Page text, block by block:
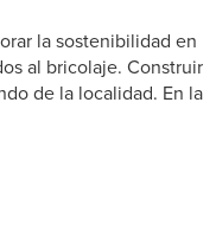
la sostenibilidad en
al bricolaje. Construir
de la localidad. En la